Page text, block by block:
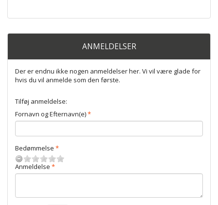
ANMELDELSER
Der er endnu ikke nogen anmeldelser her. Vi vil være glade for
hvis du vil anmelde som den første.
Tilføj anmeldelse:
Fornavn og Efternavn(e)
Bedømmelse
Anmeldelse